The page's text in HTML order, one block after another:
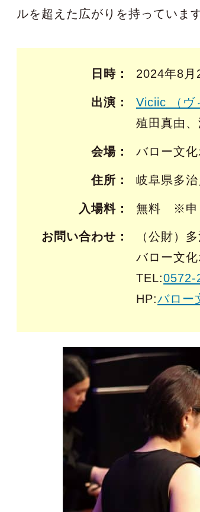
ルを超えた広がりを持っています
日時 2024年8
出演
Viciic （ヴ
殖田真由
会場 バロー文
住所 岐阜県多
入場料 無料 ※申
お問い合わせ
（公財）
バロー文
TEL:0572-
HP:バロー